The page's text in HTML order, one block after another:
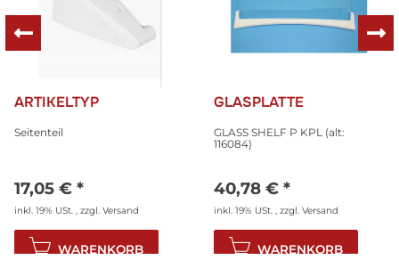
ARTIKELTYP
Seitenteil
17,05 € *
inkl. 19% USt. , zzgl. Versand
WARENKORB
GLASPLATTE
GLASS SHELF P KPL (alt:
116084)
40,78 € *
inkl. 19% USt. , zzgl. Versand
WARENKORB